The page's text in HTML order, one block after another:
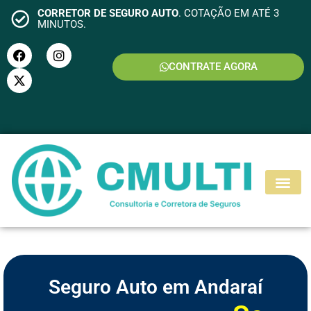
CORRETOR DE SEGURO AUTO. COTAÇÃO EM ATÉ 3
MINUTOS.
CONTRATE AGORA
SEGURO MOTO
Seguro Auto em Andaraí